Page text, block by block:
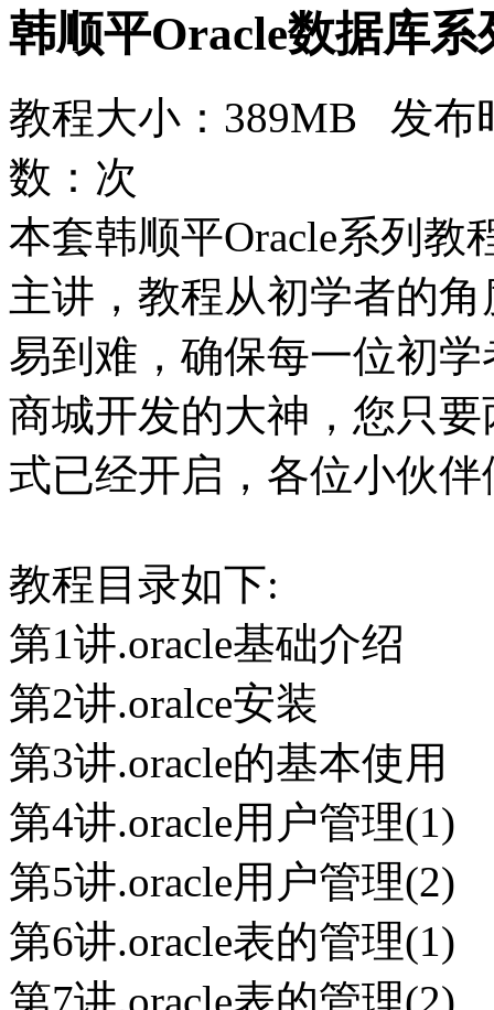
韩顺平Oracle数据库
教程大小：389MB 发
数： 次
本套韩顺平Oracle系列教
主讲，教程从初学者的
易到难，确保每一位初
商城开发的大神，您只
式已经开启，各位小伙
教程目录如下:
第1讲.oracle基础介绍
第2讲.oralce安装
第3讲.oracle的基本使用
第4讲.oracle用户管理(1)
第5讲.oracle用户管理(2)
第6讲.oracle表的管理(1)